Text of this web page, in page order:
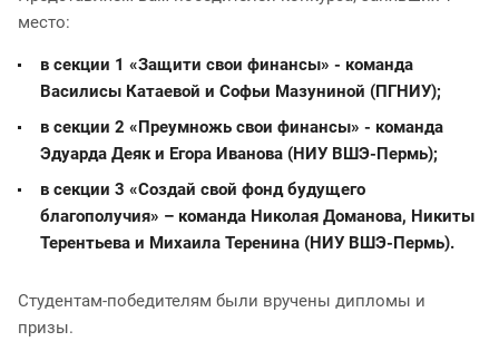
место:
в секции 1 «Защити свои финансы» - команда
Василисы Катаевой и Софьи Мазуниной (ПГНИУ);
в секции 2 «Преумножь свои финансы» - команда
Эдуарда Деяк и Егора Иванова (НИУ ВШЭ-Пермь);
в секции 3 «Создай свой фонд будущего
благополучия» – команда Николая Доманова, Никиты
Терентьева и Михаила Теренина (НИУ ВШЭ-Пермь).
Студентам-победителям были вручены дипломы и
призы.